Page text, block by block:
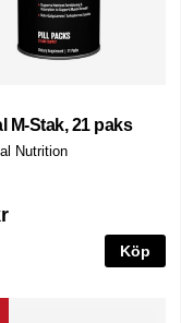
M-Stak, 21 paks
Nutrition
Köp